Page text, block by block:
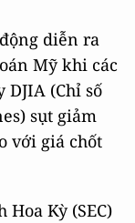
diễn ra
Mỹ khi các
DJIA (Chỉ số
sụt giảm
với giá chốt
Kỳ (SEC)